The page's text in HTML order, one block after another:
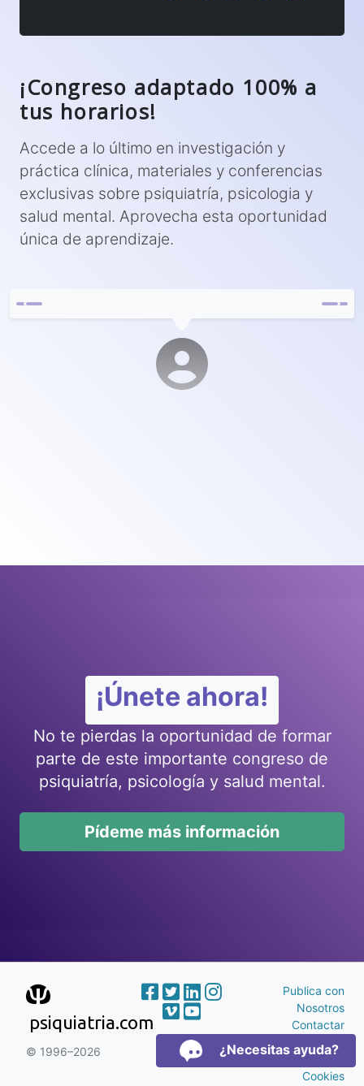
¡Congreso adaptado 100% a
tus horarios!
Accede a lo último en investigación y
práctica clínica, materiales y conferencias
exclusivas sobre psiquiatría, psicologia y
salud mental. Aprovecha esta oportunidad
única de aprendizaje.
¿Necesitas ayuda?
¡Únete ahora!
No te pierdas la oportunidad de formar
parte de este importante congreso de
psiquiatría, psicología y salud mental.
Pídeme más información
psiquiatria.com
© 1996–2026
Publica con
Nosotros
Contactar
Publicidad
Aviso Legal y
Cookies